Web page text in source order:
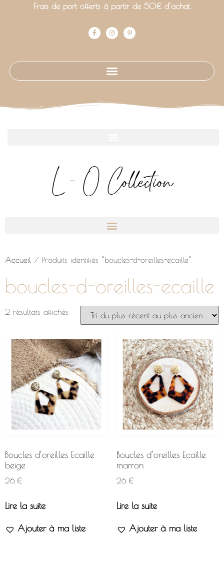
Frais de port offerts à partir de 50€ d’achat.
L - O Collection
Accueil / Produits identifiés “boucles-d-oreilles-ecaille”
boucles-d-oreilles-ecaille
2 résultats affichés
Boucles d’oreilles Ecaille
beige
26 €
Lire la suite
Ajouter à ma liste
Boucles d’oreilles Ecaille
marron
26 €
Lire la suite
Ajouter à ma liste